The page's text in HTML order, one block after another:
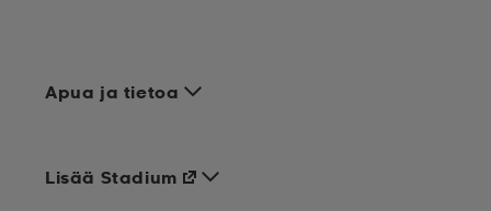
Apua ja tietoa
Lisää Stadium